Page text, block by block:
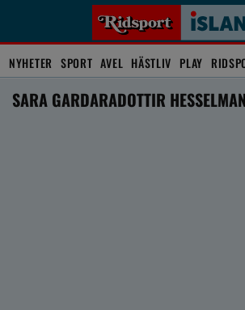
NYHETER SPORT AVEL HÄSTLIV PLAY
SARA GARDARADOTTIR HESSELMAN